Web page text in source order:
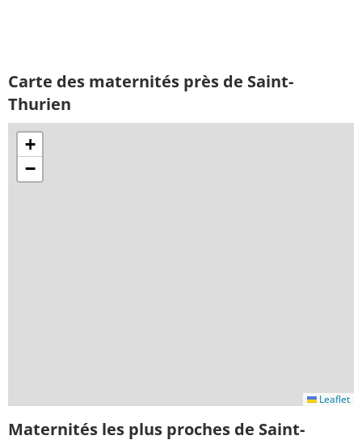
Carte des maternités près de Saint-
Thurien
+
−
Leaflet
Maternités les plus proches de Saint-